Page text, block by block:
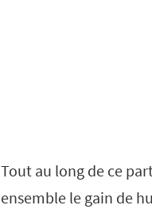
Tout au long de ce
ensemble le gain de